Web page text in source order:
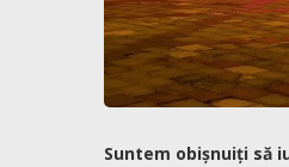
Suntem obișnuiți să